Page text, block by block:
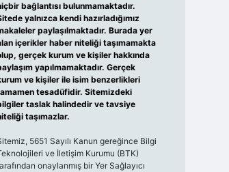
bağlantısı bulunmamaktadır.
yalnızca kendi hazırladığımız
paylaşılmaktadır. Burada yer
içerikler haber niteliği taşımamakta
gerçek kurum ve kişiler hakkında
yapılmamaktadır. Gerçek
ve kişiler ile isim benzerlikleri
tesadüfidir. Sitemizdeki
taslak halindedir ve tavsiye
taşımazlar.
5651 Sayılı Kanun gereğince Bilgi
ve İletişim Kurumu (BTK)
onaylanmış bir Yer Sağlayıcı